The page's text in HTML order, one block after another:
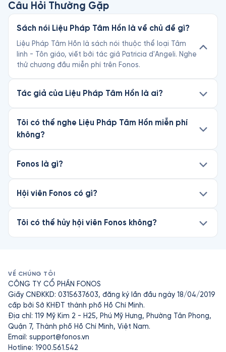
Câu Hỏi Thường Gặp
Sách nói Liệu Pháp Tâm Hồn là về chủ đề gì?
Liệu Pháp Tâm Hồn là sách nói thuộc thể loại Tâm
linh - Tôn giáo, viết bởi tác giả Patricia d'Angeli. Nghe
thử chương đầu miễn phí trên Fonos.
Tác giả của Liệu Pháp Tâm Hồn là ai?
Tôi có thể nghe Liệu Pháp Tâm Hồn miễn phí
không?
Fonos là gì?
Hội viên Fonos có gì?
Tôi có thể hủy hội viên Fonos không?
VỀ CHÚNG TÔI
CÔNG TY CỔ PHẦN FONOS
Giấy CNĐKKD: 0315637603, đăng ký lần đầu ngày 18/04/2019
cấp bởi Sở KHĐT thành phố Hồ Chí Minh.
Địa chỉ: 119 Mỹ Kim 2 - H25, Phú Mỹ Hưng, Phường Tân Phong,
Quận 7, Thành phố Hồ Chí Minh, Việt Nam.
Email: support@fonos.vn
Hotline: 1900.561.542